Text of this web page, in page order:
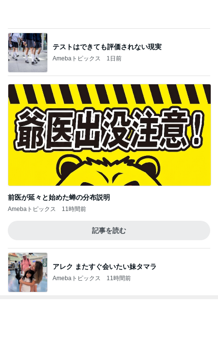
前医が延々と始めた蝉の分布説明
Amebaトピックス
記事を読む
アレク またすぐ会いたい妹タマラ
Amebaトピックス 11時間前
次世代掃除機がやってきた！！
Amebaトピックス 19時間前
Amebaトピックス 23時間前
藤あや子 キックボクシングのレッスン
Amebaトピックス 1日前